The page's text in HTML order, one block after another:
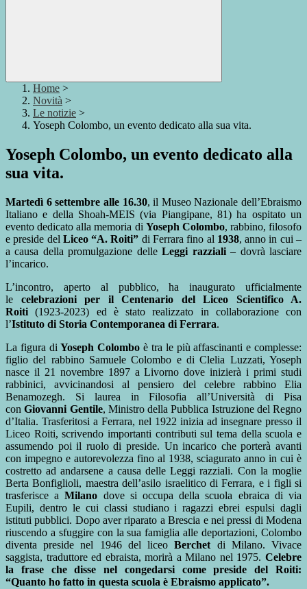
Home >
Novità >
Le notizie >
Yoseph Colombo, un evento dedicato alla sua vita.
Yoseph Colombo, un evento dedicato alla
sua vita.
Martedì 6 settembre alle 16.30, il Museo Nazionale dell’Ebraismo
Italiano e della Shoah-MEIS (via Piangipane, 81) ha ospitato un
evento dedicato alla memoria di Yoseph Colombo, rabbino, filosofo
e preside del Liceo “A. Roiti” di Ferrara fino al 1938, anno in cui –
a causa della promulgazione delle Leggi razziali – dovrà lasciare
l’incarico.
L’incontro, aperto al pubblico, ha inaugurato ufficialmente
le
celebrazioni per il Centenario del Liceo Scientifico A.
Roiti
(1923-2023) ed è stato realizzato in collaborazione con
l’Istituto di Storia Contemporanea di Ferrara.
La figura di Yoseph Colombo è tra le più affascinanti e complesse:
figlio del rabbino Samuele Colombo e di Clelia Luzzati, Yoseph
nasce il 21 novembre 1897 a Livorno dove inizierà i primi studi
rabbinici, avvicinandosi al pensiero del celebre rabbino Elia
Benamozegh. Si laurea in Filosofia all’Università di Pisa
con Giovanni Gentile, Ministro della Pubblica Istruzione del Regno
d’Italia. Trasferitosi a Ferrara, nel 1922 inizia ad insegnare presso il
Liceo Roiti, scrivendo importanti contributi sul tema della scuola e
assumendo poi il ruolo di preside. Un incarico che porterà avanti
con impegno e autorevolezza fino al 1938, sciagurato anno in cui è
costretto ad andarsene a causa delle Leggi razziali. Con la moglie
Berta Bonfiglioli, maestra dell’asilo israelitico di Ferrara, e i figli si
trasferisce a Milano dove si occupa della scuola ebraica di via
Eupili, dentro le cui classi studiano i ragazzi ebrei espulsi dagli
istituti pubblici. Dopo aver riparato a Brescia e nei pressi di Modena
riuscendo a sfuggire con la sua famiglia alle deportazioni, Colombo
diventa preside nel 1946 del liceo Berchet di Milano. Vivace
saggista, traduttore ed ebraista, morirà a Milano nel 1975. Celebre
la frase che disse nel congedarsi come preside del Roiti:
“Quanto ho fatto in questa scuola è Ebraismo applicato”.